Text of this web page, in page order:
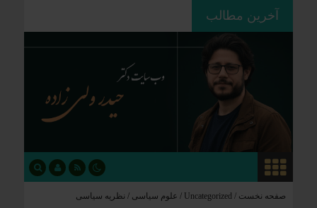
آخرین مطالب
چگونه فاتحان نام کشورهای امروز را
صفحه نخست / Uncategorized
/ علوم سیاسی / نظریه سیاسی